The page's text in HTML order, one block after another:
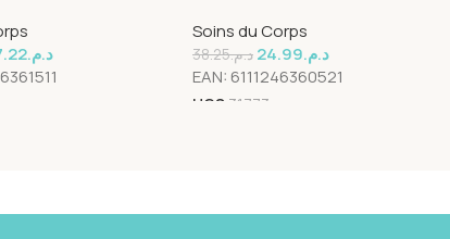
د.م.
Soins du Corps
د.م.38.25 د.م.24.99
EAN: 6111246360521
UGS 31773